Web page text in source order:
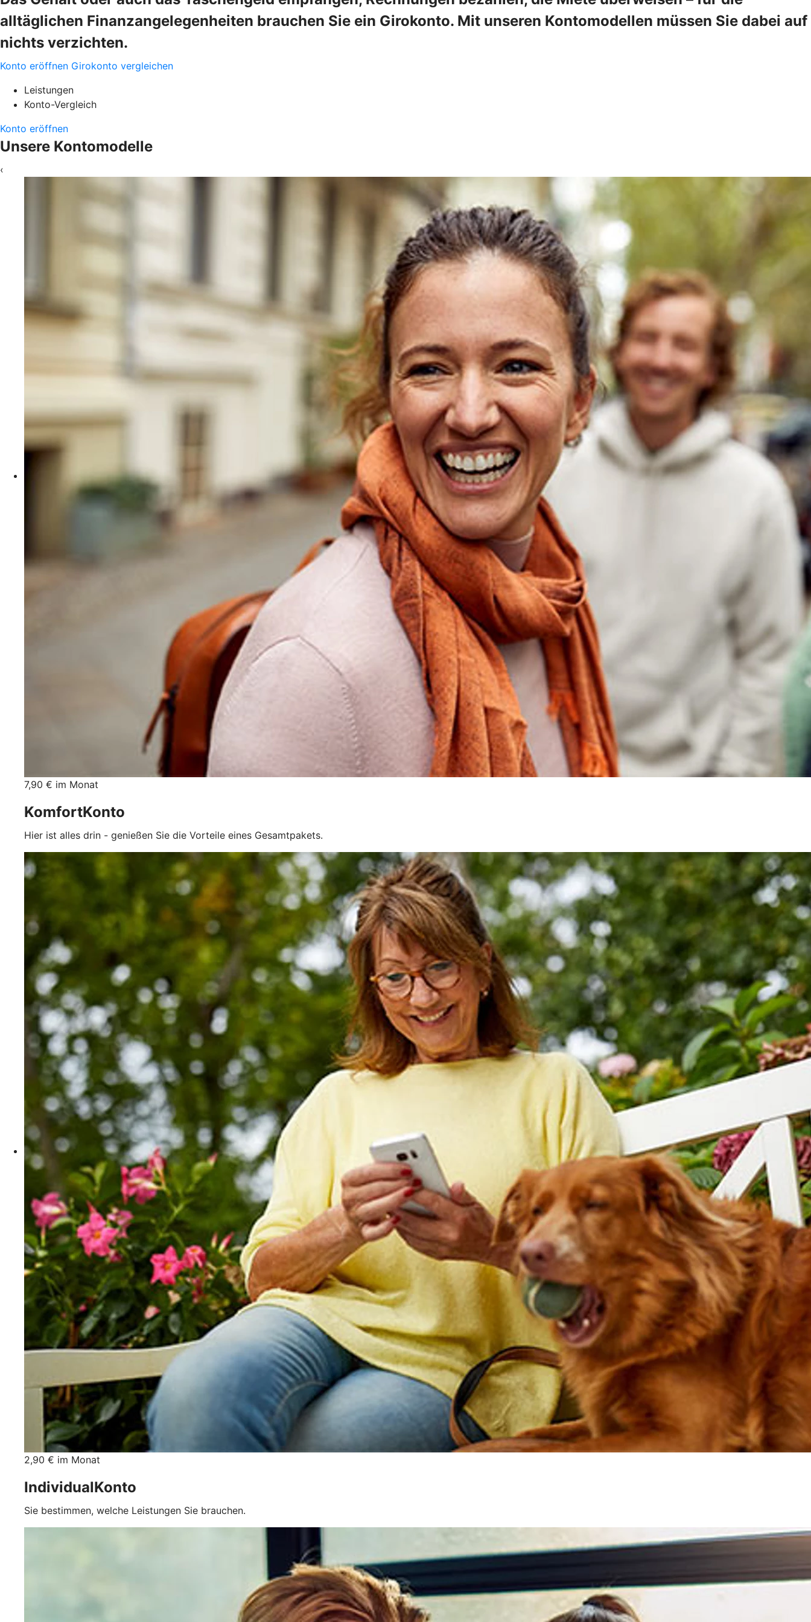
alltäglichen Finanzangelegenheiten brauchen Sie ein Girokonto. Mit unseren Kontomodellen müssen Sie dabei auf
nichts verzichten.
Konto eröffnen Girokonto vergleichen
Leistungen
Konto-Vergleich
Konto eröffnen
Unsere Kontomodelle
‹
7,90 € im Monat
KomfortKonto
Hier ist alles drin - genießen Sie die Vorteile eines Gesamtpakets.
2,90 € im Monat
IndividualKonto
Sie bestimmen, welche Leistungen Sie brauchen.